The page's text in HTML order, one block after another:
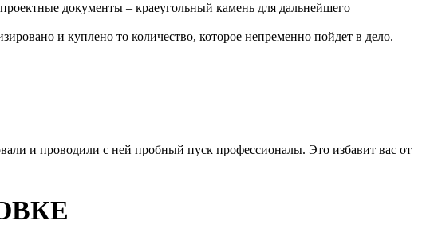
документы – краеугольный камень для дальнейшего
и куплено то количество, которое непременно пойдет в дело.
и проводили с ней пробный пуск профессионалы. Это избавит вас от